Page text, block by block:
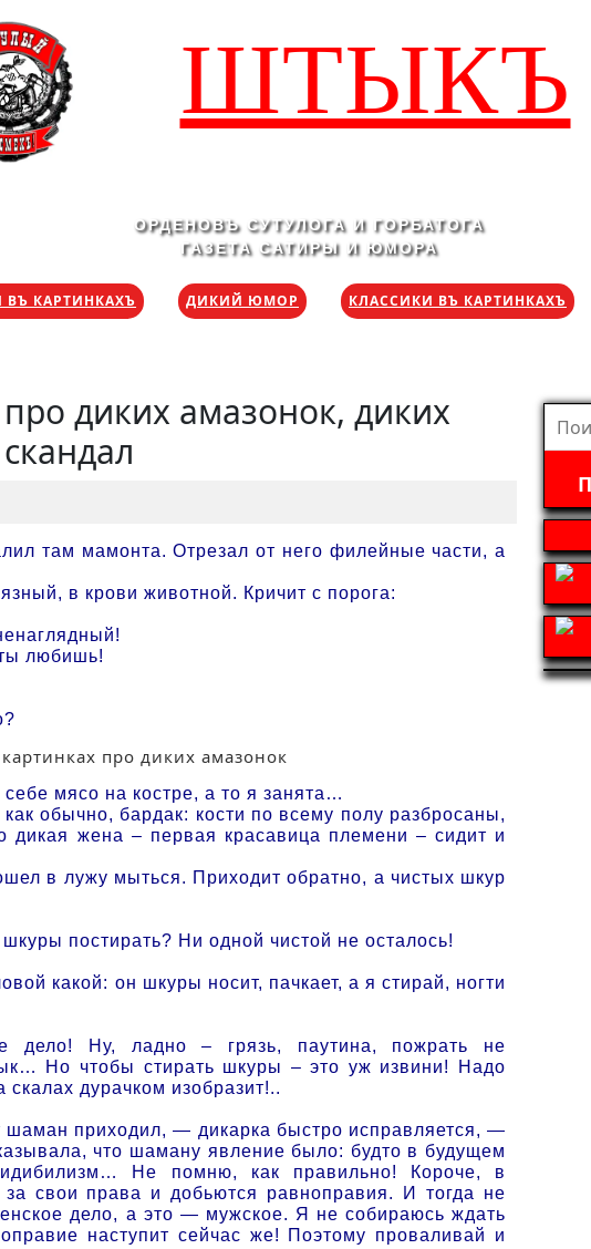
ШТЫКЪ
ОРДЕНОВЪ СУТУЛОГА И ГОРБАТОГА
ГАЗЕТА САТИРЫ И ЮМОРА
ВЪ КАРТИНКАХЪ ДИКИЙ ЮМОР КЛАССИКИ ВЪ КАРТИНКАХЪ
диких амазонок, диких
там мамонта. Отрезал от него филейные части, а
в крови животной. Кричит с порога:
любишь!
мясо на костре, а то я занята…
обычно, бардак: кости по всему полу разбросаны,
дикая жена – первая красавица племени – сидит и
в лужу мыться. Приходит обратно, а чистых шкур
постирать? Ни одной чистой не осталось!
какой: он шкуры носит, пачкает, а я стирай, ногти
Ну, ладно – грязь, паутина, пожрать не
Но чтобы стирать шкуры – это уж извини! Надо
дурачком изобразит!..
приходил, — дикарка быстро исправляется, —
что шаману явление было: будто в будущем
Не помню, как правильно! Короче, в
свои права и добьются равноправия. И тогда не
дело, а это — мужское. Я не собираюсь ждать
наступит сейчас же! Поэтому проваливай и
Найти: